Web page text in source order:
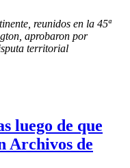
reunidos en la 45ª
aprobaron por
territorial
luego de que
Archivos de